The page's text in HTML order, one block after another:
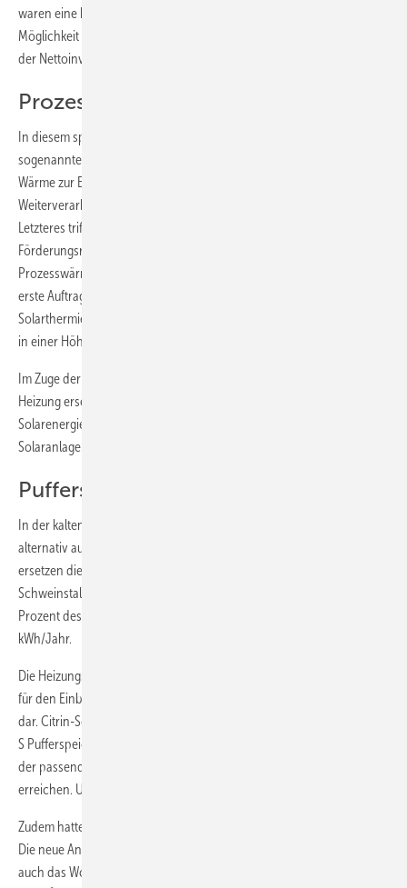
waren eine höhere Unabhängigkeit von steigenden Strompreisen, die
Möglichkeit der Anlagenerweiterung sowie eine staatliche Förderung
der Nettoinvestitionskosten um bis zu 50 Prozent.
Prozesswärme wird gefördert
In diesem speziellen Fall produziert die Solarthermie nämlich
sogenannte Prozesswärme. Von Prozesswärme spricht man, wenn
Wärme zur Erbringung einer Dienstleistung oder zur
Weiterverarbeitung oder Veredelung von Produkten benötigt wird.
Letzteres trifft auf Stallheizung und Schweinezucht zu. Wie es die
Förderungsrichtlinie des Innovationsförderungsprogramms für
Prozesswärme vorsieht, beantragte man die Förderung, bevor der
erste Auftrag vergeben wurde. Die Abwicklung übernahm der
Solarthermie-Hersteller Citrin-Solar. Insgesamt wurden Fördergelder
in einer Höhe von etwa 11 000 Euro gewährt.
Im Zuge der Umsetzung wurden die Stromheizmatten durch die neue
Heizung ersetzt. Die bivalente Anlage nutzt die zwei Energieträger
Solarenergie und Holz. Die Solarwärme erzeugt eine 61,7 m² große
Solaranlage. Es handelt sich um 24 CS-500-Flachkollektoren.
Pufferspeicher mit Sondermaßen
In der kalten Jahreszeit ergänzt ein Hackgutkessel das System, er kann
alternativ auch Maisspindel als Brennstoff nutzen. Stahlheizplatten
ersetzen die Stromheizmatten am Boden der einzelnen Boxen im
Schweinstall. Die Solathermieanlage deckt laut Simulation etwa 27
Prozent des Heizbedarfs bei einem Gesamtsolarertrag von 32 390
kWh/Jahr.
Die Heizungsanlage ist im Stall untergebracht. Eine Herausforderung
für den Einbau der Pufferspeicher stellte allerdings die niedrige Decke
dar. Citrin-Solar lieferte für die niedrigen Stallräume zwei verkürzte PS-
S Pufferspeicher mit 3500 und 1000 l Inhalt als Einzelanfertigungen in
der passenden Höhe, um das erforderliche Fassungsvermögen zu
erreichen. Umbaumaßnahmen am Gebäude waren nicht erforderlich.
Zudem hatte die Modernisierung noch einen weiteren Nebeneffekt:
Die neue Anlage beheizt jetzt nicht nur den Stall, angeschlossen ist
auch das Wohnhaus der Familie Kleemann mit einer Wohnfläche von